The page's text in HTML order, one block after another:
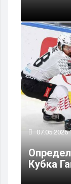
07.05.2026
Кубка